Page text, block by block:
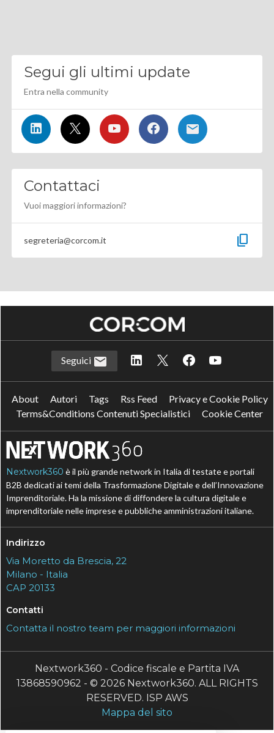
Segui gli ultimi update
Entra nella community
Contattaci
Vuoi maggiori informazioni?
segreteria@corcom.it content_copy
Seguici
About Autori Tags Rss Feed
Privacy e Cookie Policy
Terms&Conditions Contenuti Specialistici
Cookie Center
Nextwork360 è il più grande network in Italia di testate e portali
B2B dedicati ai temi della Trasformazione Digitale e dell’Innovazione
Imprenditoriale. Ha la missione di diffondere la cultura digitale e
imprenditoriale nelle imprese e pubbliche amministrazioni italiane.
Indirizzo
Via Moretto da Brescia, 22
Milano - Italia
CAP 20133
Contatti
Contatta il nostro team per maggiori informazioni
Nextwork360 - Codice fiscale e Partita IVA
13868590962 - © 2026 Nextwork360. ALL RIGHTS
RESERVED. ISP AWS
Mappa del sito